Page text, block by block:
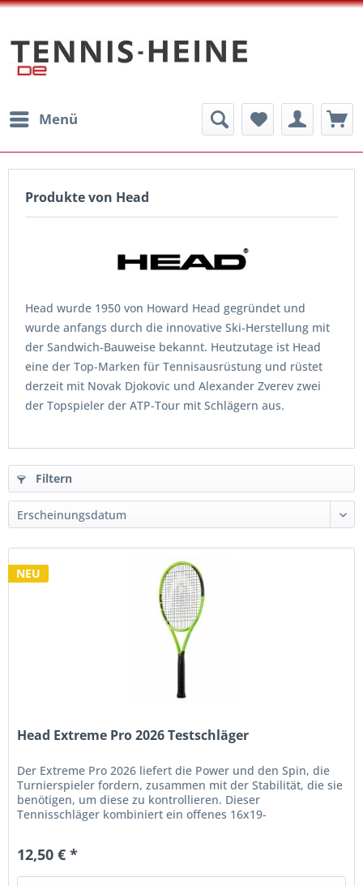
Menü
Produkte von Head
Head wurde 1950 von Howard Head gegründet und
wurde anfangs durch die innovative Ski-Herstellung mit
der Sandwich-Bauweise bekannt. Heutzutage ist Head
eine der Top-Marken für Tennisausrüstung und rüstet
derzeit mit Novak Djokovic und Alexander Zverev zwei
der Topspieler der ATP-Tour mit Schlägern aus.
Filtern
NEU
Head Extreme Pro 2026 Testschläger
Der Extreme Pro 2026 liefert die Power und den Spin, die
Turnierspieler fordern, zusammen mit der Stabilität, die sie
benötigen, um diese zu kontrollieren. Dieser
Tennisschläger kombiniert ein offenes 16x19-
12,50 € *